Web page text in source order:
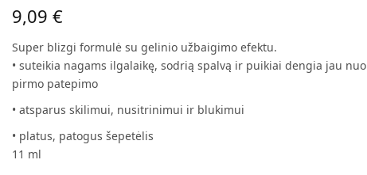
9,09€
Super blizgi formulė su gelinio užbaigimo efektu.
• suteikia nagams ilgalaikę, sodrią spalvą ir puikiai dengia jau nuo
pirmo patepimo
• atsparus skilimui, nusitrinimui ir blukimui
• platus, patogus šepetėlis
11 ml